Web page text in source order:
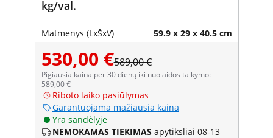
kg/val.
Matmenys (LxŠxV) 59.9 x 29 x 40.5 cm
530,00 €589,00 €
Pigiausia kaina per 30 dienų iki nuolaidos taikymo:
589,00 €
Riboto laiko pasiūlymas
Garantuojama mažiausia kaina
Yra sandėlyje
NEMOKAMAS TIEKIMAS apytiksliai 08-13